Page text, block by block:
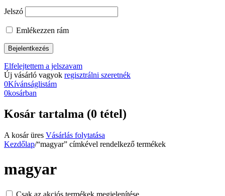
Jelszó
Emlékezzen rám
Elfelejtettem a jelszavam
Új vásárló vagyok regisztrálni szeretnék
0Kívánságlistám
0kosárban
Kosár tartalma (0 tétel)
A kosár üres Vásárlás folytatása
Kezdőlap/“magyar” címkével rendelkező termékek
magyar